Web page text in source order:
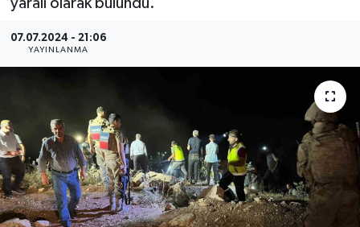
yaralı olarak bulundu.
07.07.2024 - 21:06
YAYINLANMA
SAĞLIK-YAŞAM
Haber Arşivi